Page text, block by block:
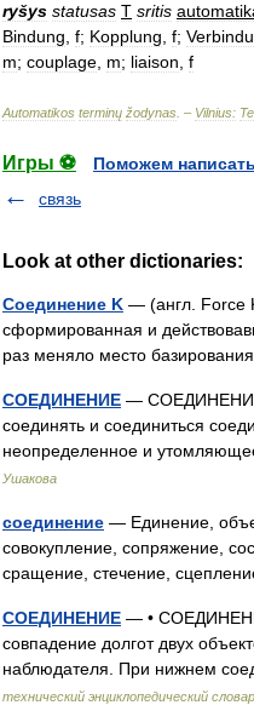
ryšys statusas T sritis
Bindung f; Kopplung f;
m; couplage m; liaison f
Automatikos terminų žodynas . – Vilnius:
Игры ⚽
Поможем
связь
Look at other dictionaries:
Соединение K — (англ. Force
сформированная и
раз меняло место
СОЕДИНЕНИЕ — СОЕДИНЕНИЕ,
соединять и соединиться
неопределенное и
Ушакова
соединение — Единение,
совокупление, сопряжение,
сращение, стечение,
СОЕДИНЕНИЕ — •
совпадение долгот двух
наблюдателя. При нижнем
технический энциклопедический